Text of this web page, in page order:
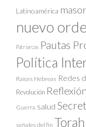
Latinoamérica
nuevo
Patriarcas Pautas
Política
Raíces Hebreas Redes
Revolución Reflexión
Guerra salud
señales del fin Torah